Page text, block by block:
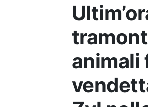
animali